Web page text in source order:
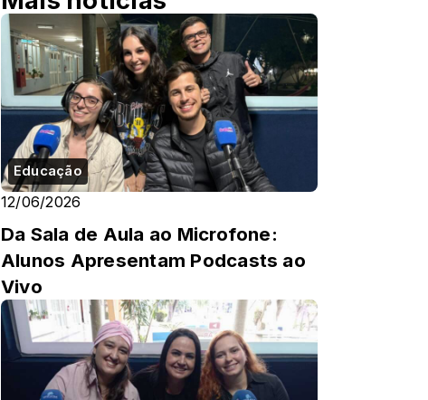
Educação
12/06/2026
Da Sala de Aula ao Microfone:
Alunos Apresentam Podcasts ao
Vivo